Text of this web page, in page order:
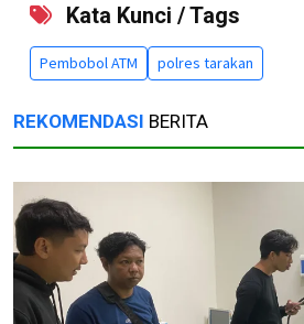
Kata Kunci / Tags
Pembobol ATM polres tarakan
REKOMENDASI BERITA